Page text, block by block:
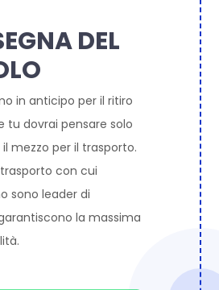
DEL
in anticipo per il ritiro
tu dovrai pensare solo
mezzo per il trasporto.
con cui
sono leader di
la massima